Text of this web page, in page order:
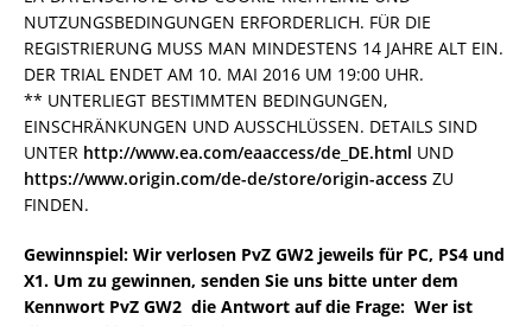
NUTZUNGSBEDINGUNGEN ERFORDERLICH. FÜR DIE
REGISTRIERUNG MUSS MAN MINDESTENS 14 JAHRE ALT EIN.
DER TRIAL ENDET AM 10. MAI 2016 UM 19:00 UHR.
** UNTERLIEGT BESTIMMTEN BEDINGUNGEN,
EINSCHRÄNKUNGEN UND AUSSCHLÜSSEN. DETAILS SIND
UNTER http://www.ea.com/eaaccess/de_DE.html UND
https://www.origin.com/de-de/store/origin-access ZU
FINDEN.
Gewinnspiel: Wir verlosen PvZ GW2 jeweils für PC, PS4 und
X1. Um zu gewinnen, senden Sie uns bitte unter dem
Kennwort PvZ GW2 die Antwort auf die Frage: Wer ist